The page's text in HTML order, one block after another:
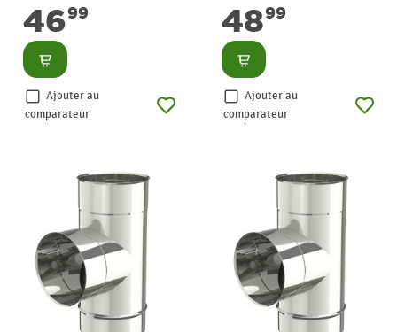
4699
Consulter
Ajouter au
comparateur
4899
Consulter
Ajouter au
comparateur